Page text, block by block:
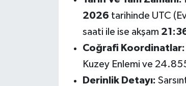
2026 tarihinde UTC
saati ile ise akşam
Coğrafi Koordinatlar:
Kuzey Enlemi ve
Derinlik Detayı: